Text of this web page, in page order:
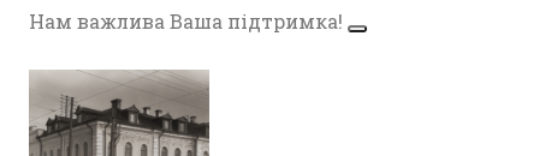
Нам важлива Ваша підтримка!